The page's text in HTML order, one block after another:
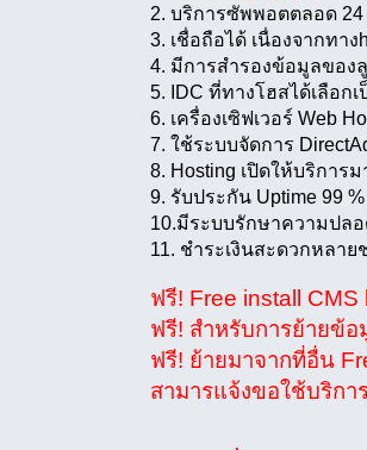
2. บริการซัพพอตตลอด
3. เชื่อถือได้ เนื่องจากทา
4. มีการสำรองข้อมูลของ
5. IDC ที่ทางโฮสได้เลือก
6. เครื่องเซิฟเวอร์ Web
7. ใช้ระบบจัดการ
8. Hosting เปิดให้บริการ
9. รับประกัน Uptime 99 %
10.มีระบบรักษาความปลอ
11. ชำระเงินสะดวกหลาย
ฟรี! Free install CMS
ฟรี! สำหรับการย้ายข้
ฟรี! ย้ายมาจากที่อื่น
สามารแจ้งขอใช้บริก